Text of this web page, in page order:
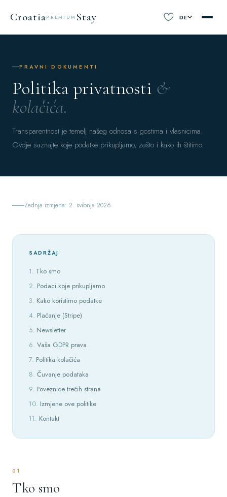
CroatiaPREMIUM Stay DE
PRAVNI DOKUMENTI
Politika privatnosti &
kolačića.
Transparentnost je temelj našeg odnosa s gostima i vlasnicima.
Ovdje saznajte koje podatke prikupljamo, zašto i kako ih štitimo.
Zadnja izmjena: 2. svibnja 2026.
SADRŽAJ
Tko smo
Podaci koje prikupljamo
Kako koristimo podatke
Plaćanje (Stripe)
Newsletter
Vaša GDPR prava
Politika kolačića
Čuvanje podataka
Poveznice trećih strana
Izmjene ove politike
Kontakt
01
Tko smo